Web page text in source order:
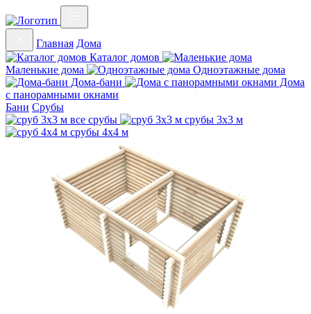
Главная Дома
Каталог домов
Маленькие дома
Одноэтажные дома
Дома-бани
Дома
с панорамными окнами
Бани Срубы
все срубы
срубы 3х3 м
срубы 4х4 м